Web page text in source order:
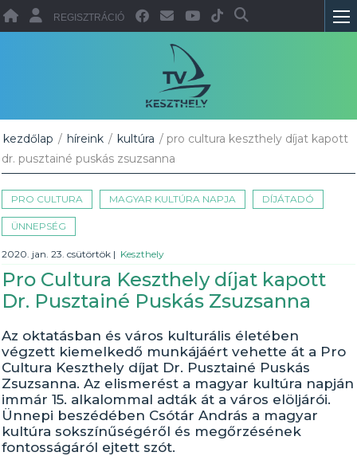
REGISZTRÁCIÓ
kezdőlap / híreink / kultúra / pro cultura keszthely díjat kapott
dr. pusztainé puskás zsuzsanna
PRO CULTURA MAGYAR KULTÚRA NAPJA DÍJÁTADÓ
ÜNNEPSÉG
2020. jan. 23. csütörtök | Keszthely
Pro Cultura Keszthely díjat kapott
Dr. Pusztainé Puskás Zsuzsanna
Az oktatásban és város kulturális életében
végzett kiemelkedő munkájáért vehette át a Pro
Cultura Keszthely díjat Dr. Pusztainé Puskás
Zsuzsanna. Az elismerést a magyar kultúra napján
immár 15. alkalommal adták át a város elöljárói.
Ünnepi beszédében Csótár András a magyar
kultúra sokszínűségéről és megőrzésének
fontosságáról ejtett szót.